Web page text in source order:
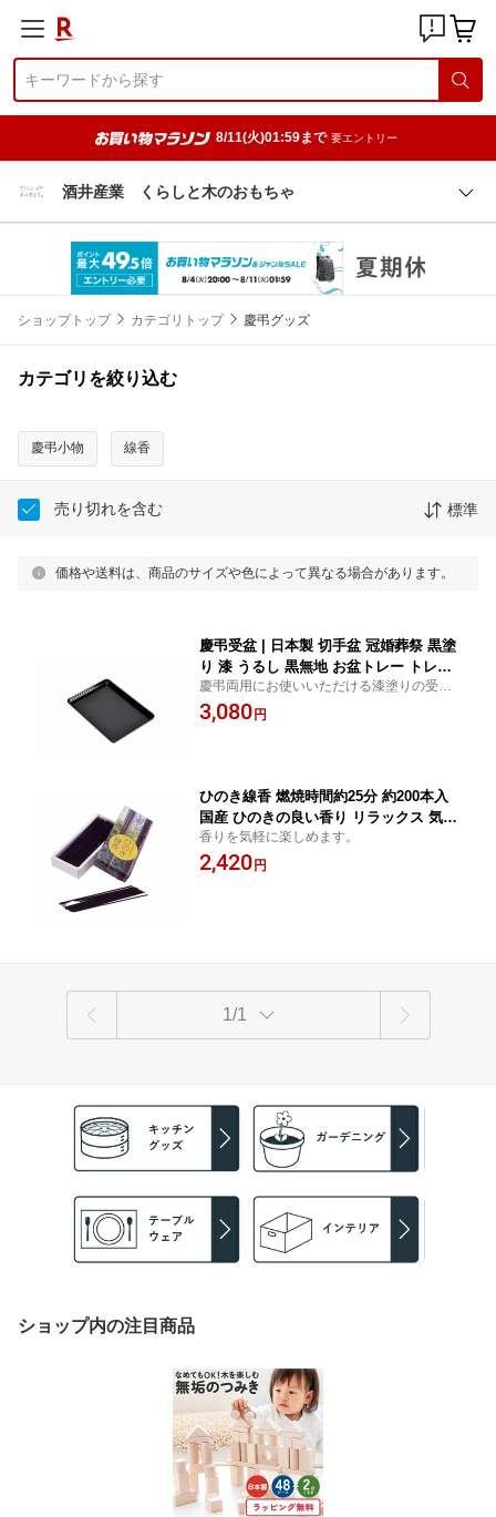
8/11(火)01:59まで 要エントリー
酒井産業 くらしと木のおもちゃ
ショップトップ カテゴリトップ 慶弔グッズ
カテゴリを絞り込む
慶弔小物 線香
売り切れを含む 標準
価格や送料は、商品のサイズや色によって異なる場合があります。
慶弔受盆 | 日本製 切手盆 冠婚葬祭 黒塗
り 漆 うるし 黒無地 お盆トレー トレイ
受け皿 おもてなし 名刺盆 祝儀盆 慶弔
結婚式 ご祝儀 葬式 法事 お布施 お礼 袱
慶弔両用にお使いいただける漆塗りの受
盆。
3,080円
ひのき線香 燃焼時間約25分 約200本入
国産 ひのきの良い香り リラックス 気分
転換
香りを気軽に楽しめます。
2,420円
1/1
ショップ内の注目商品